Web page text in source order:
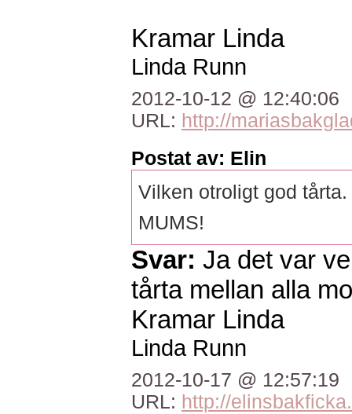
Kramar Linda
Linda Runn
2012-10-12 @ 12:40:06
URL: http://
Postat av: Elin
Vilken otroligt god
MUMS!
Svar: Ja det var
tårta mellan alla
Kramar Linda
Linda Runn
2012-10-17 @ 12:57:19
URL: http://